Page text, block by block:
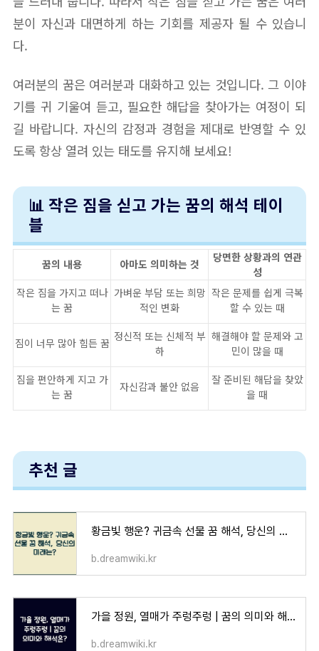
분이 자신과 대면하게 하는 기회를 제공자 될 수 있습니
다.
여러분의 꿈은 여러분과 대화하고 있는 것입니다. 그 이야
기를 귀 기울여 듣고, 필요한 해답을 찾아가는 여정이 되
길 바랍니다. 자신의 감정과 경험을 제대로 반영할 수 있
도록 항상 열려 있는 태도를 유지해 보세요!
📊 작은 짐을 싣고 가는 꿈의 해석 테이
블
꿈의 내용 아마도 의미하는 것
당면한 상황과의 연관
성
작은 짐을 가지고 떠나
는 꿈
가벼운 부담 또는 희망
적인 변화
작은 문제를 쉽게 극복
할 수 있는 때
짐이 너무 많아 힘든 꿈 정신적 또는 신체적 부
하
해결해야 할 문제와 고
민이 많을 때
짐을 편안하게 지고 가
는 꿈
자신감과 불안 없음
잘 준비된 해답을 찾았
을 때
추천 글
황금빛 행운? 귀금속 선물 꿈 해석, 당신의 미래는?
b.dreamwiki.kr
가을 정원, 열매가 주렁주렁 | 꿈의 의미와 해석은?
b.dreamwiki.kr